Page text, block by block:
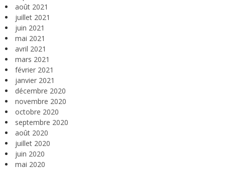
août 2021
juillet 2021
juin 2021
mai 2021
avril 2021
mars 2021
février 2021
janvier 2021
décembre 2020
novembre 2020
octobre 2020
septembre 2020
août 2020
juillet 2020
juin 2020
mai 2020